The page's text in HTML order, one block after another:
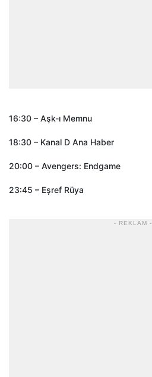
16:30 – Aşk-ı Memnu
18:30 – Kanal D Ana Haber
20:00 – Avengers: Endgame
23:45 – Eşref Rüya
- REKLAM -